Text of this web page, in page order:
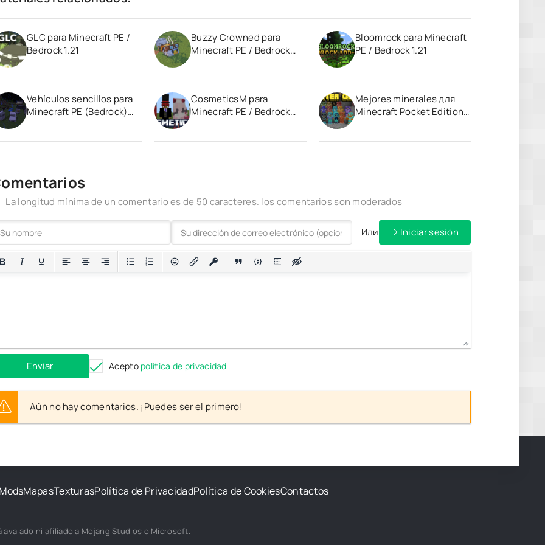
GLC para Minecraft PE /
Bedrock 1.21
Buzzy Crowned para
Minecraft PE / Bedrock
Bloomrock para Minecraft
PE / Bedrock 1.21
Vehículos sencillos para
Minecraft PE (Bedrock)
CosmeticsM para
Minecraft PE / Bedrock
Mejores minerales для
Minecraft Pocket Edition
La longitud mínima de un comentario es de 50 caracteres. los comentarios son moderados
Или Iniciar sesión
Enviar Acepto política de privacidad
Aún no hay comentarios. ¡Puedes ser el primero!
MapasTexturasPolítica de PrivacidadPolítica de CookiesContactos
avalado ni afiliado a Mojang Studios o Microsoft.